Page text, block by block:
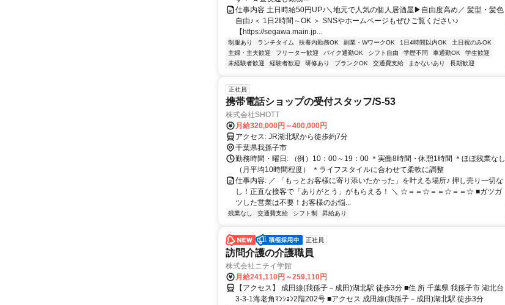
仕事内容 土日時給50円UP♪＼地元で人気の個人居酒屋▶自由度高め／ 髪型・髪色
自由♪＜ 1日2時間～OK ＞ SNSやホームページもぜひご覧ください♪
【https://segawa.main.jp...
制服あり ランチタイム 扶養内勤務OK 副業・WワークOK 1日4時間以内OK
土日祝のみOK
主婦・主夫歓迎
フリーター歓迎 バイク通勤OK シフト自由 学歴不問 車通勤OK
学生歓迎
未経験者歓迎
経験者歓迎 研修あり ブランクOK 交通費支給 まかないあり 長期歓迎
正社員
携帯電話ショップの受付スタッフ/S-53
株式会社SHOTT
月給320,000円～400,000円
アクセス: JR湖北駅から徒歩約7分
千葉県我孫子市
勤務時間・曜日: （例）10：00～19：00 ＊実働8時間・休憩1時間 ＊ほぼ残業なし
（月平均10時間程度） ＊ライフスタイルに合わせて柔軟に調整
仕事内容: ／ 「もっとお客様に寄り添いたかった」を叶える場所♪ 押し売り一切な
し！正直な接客で「ありがとう」がもらえる！ ＼ ☆＝＝☆＝＝☆＝＝☆ ■ガツガ
ツした営業は不要！お客様のお悩...
残業なし 交通費支給 シフト制 昇給あり
正社員
訪問介護の介護職員
株式会社ニチイ学館
月給241,110円～259,110円
【アクセス】 成田線(我孫子－成田)湖北駅 徒歩3分 ■住 所 千葉県 我孫子市 湖北台
3-3-1海老角ﾏﾝｼｮﾝ2階202号 ■アクセス 成田線(我孫子－成田)湖北駅 徒歩3分